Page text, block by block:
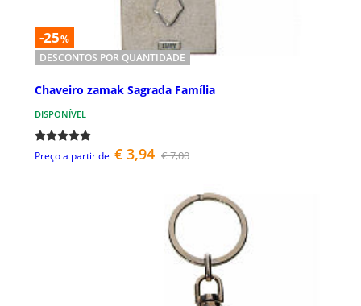
-25%
DESCONTOS POR QUANTIDADE
Chaveiro zamak Sagrada Família
DISPONÍVEL
Preço a partir de € 3,94 € 7,00